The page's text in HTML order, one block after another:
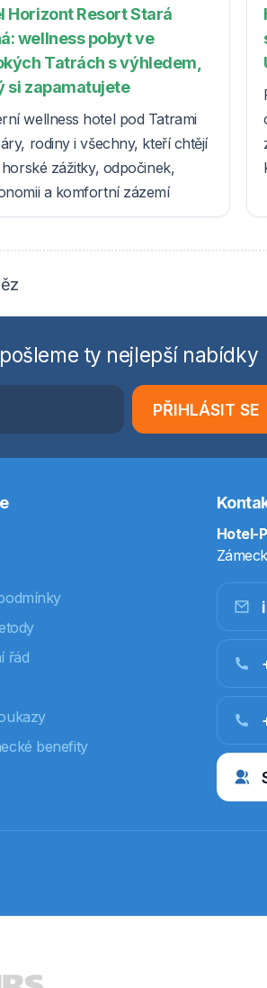
Horizont Resort Stará
wellness pobyt ve
Tatrách s výhledem,
si zapamatujete
wellness hotel pod Tatrami
rodiny i všechny, kteří chtějí
zážitky, odpočinek,
a komfortní zázemí
ty nejlepší nabídky
PŘIHLÁSIT SE
řád
benefity
Hotel-